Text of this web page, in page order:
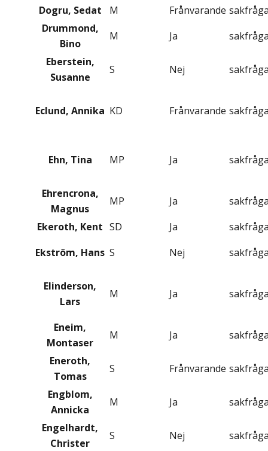
Dogru, Sedat
M Frånvarande
Drummond,
Bino
M Ja
Eberstein,
Susanne
S Nej
Eclund, Annika KD Frånvarande
Ehn, Tina MP Ja
Ehrencrona,
Magnus
MP Ja
Ekeroth, Kent SD Ja
Ekström, Hans S Nej
Elinderson,
Lars
M Ja
Eneim,
Montaser
M Ja
Eneroth,
Tomas
S Frånvarande
Engblom,
Annicka
M Ja
Engelhardt,
Christer
S Nej